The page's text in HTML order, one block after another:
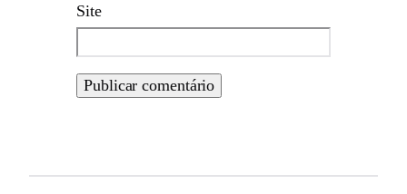
Site